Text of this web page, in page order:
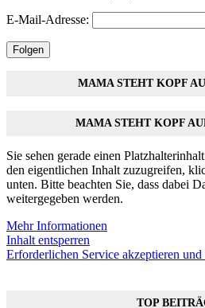
E-Mail-Adresse:
Folgen
MAMA STEHT KOPF
MAMA STEHT KOPF
Sie sehen gerade einen
den eigentlichen Inhalt zuzugreifen,
unten. Bitte beachten Sie, dass dabei
weitergegeben werden.
Mehr Informationen
Inhalt entsperren
Erforderlichen Service akzeptieren und
TOP